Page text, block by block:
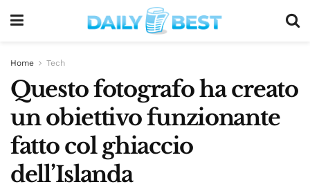
Home Tech
Questo fotografo ha creato
un obiettivo funzionante
fatto col ghiaccio
dell’Islanda